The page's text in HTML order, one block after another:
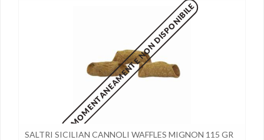
MOMENTANEAMENTE NON DISPONIBILE
SALTRI SICILIAN CANNOLI WAFFLES MIGNON 115 GR